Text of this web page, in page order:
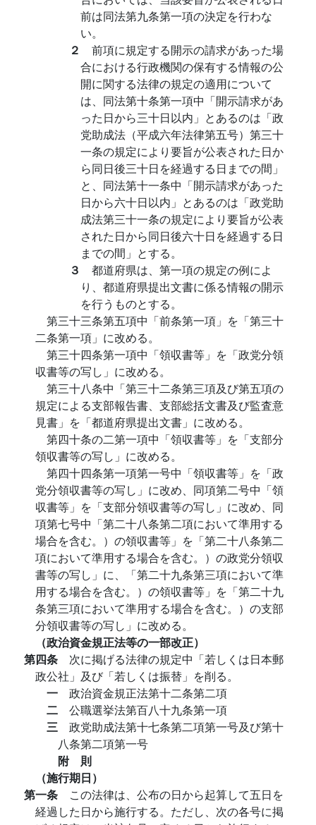
前は同法第九条第一項の決定を行わな
い。
２ 前項に規定する開示の請求があった場
合における行政機関の保有する情報の公
開に関する法律の規定の適用について
は、同法第十条第一項中「開示請求があ
った日から三十日以内」とあるのは「政
党助成法（平成六年法律第五号）第三十
一条の規定により要旨が公表された日か
ら同日後三十日を経過する日までの間」
と、同法第十一条中「開示請求があった
日から六十日以内」とあるのは「政党助
成法第三十一条の規定により要旨が公表
された日から同日後六十日を経過する日
までの間」とする。
３ 都道府県は、第一項の規定の例によ
り、都道府県提出文書に係る情報の開示
を行うものとする。
第三十三条第五項中「前条第一項」を「第三十
二条第一項」に改める。
第三十四条第一項中「領収書等」を「政党分領
収書等の写し」に改める。
第三十八条中「第三十二条第三項及び第五項の
規定による支部報告書、支部総括文書及び監査意
見書」を「都道府県提出文書」に改める。
第四十条の二第一項中「領収書等」を「支部分
領収書等の写し」に改める。
第四十四条第一項第一号中「領収書等」を「政
党分領収書等の写し」に改め、同項第二号中「領
収書等」を「支部分領収書等の写し」に改め、同
項第七号中「第二十八条第二項において準用する
場合を含む。）の領収書等」を「第二十八条第二
項において準用する場合を含む。）の政党分領収
書等の写し」に、「第二十九条第三項において準
用する場合を含む。）の領収書等」を「第二十九
条第三項において準用する場合を含む。）の支部
分領収書等の写し」に改める。
（政治資金規正法等の一部改正）
第四条 次に掲げる法律の規定中「若しくは日本郵
政公社」及び「若しくは振替」を削る。
一 政治資金規正法第十二条第二項
二 公職選挙法第百八十九条第一項
三 政党助成法第十七条第二項第一号及び第十
八条第二項第一号
附 則
（施行期日）
第一条 この法律は、公布の日から起算して五日を
経過した日から施行する。ただし、次の各号に掲